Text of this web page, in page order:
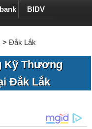
BIDV
> Đắk Lắk
Kỹ Thương
Đắk Lắk